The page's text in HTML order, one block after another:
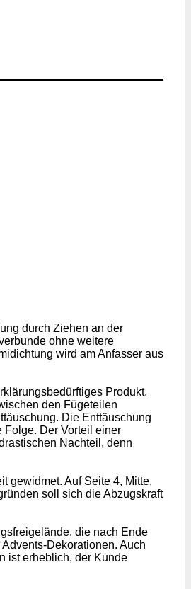
durch Ziehen an der
ohne weitere
wird am Anfasser aus
Produkt.
den Fügeteilen
Die Enttäuschung
Folge. Der Vorteil einer
Nachteil, denn
gewidmet. Auf Seite 4, Mitte,
soll sich die Abzugskraft
die nach Ende
Dekorationen. Auch
ist erheblich, der Kunde